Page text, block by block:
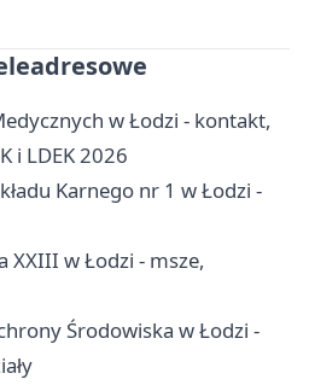
w Łodzi - kontakt,
i LDEK 2026
Karnego nr 1 w Łodzi -
XXIII w Łodzi - msze,
Środowiska w Łodzi -